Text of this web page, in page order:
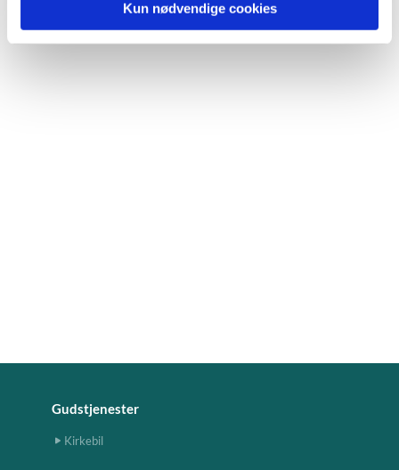
Kun nødvendige cookies
Gudstjenester
Kirkebil